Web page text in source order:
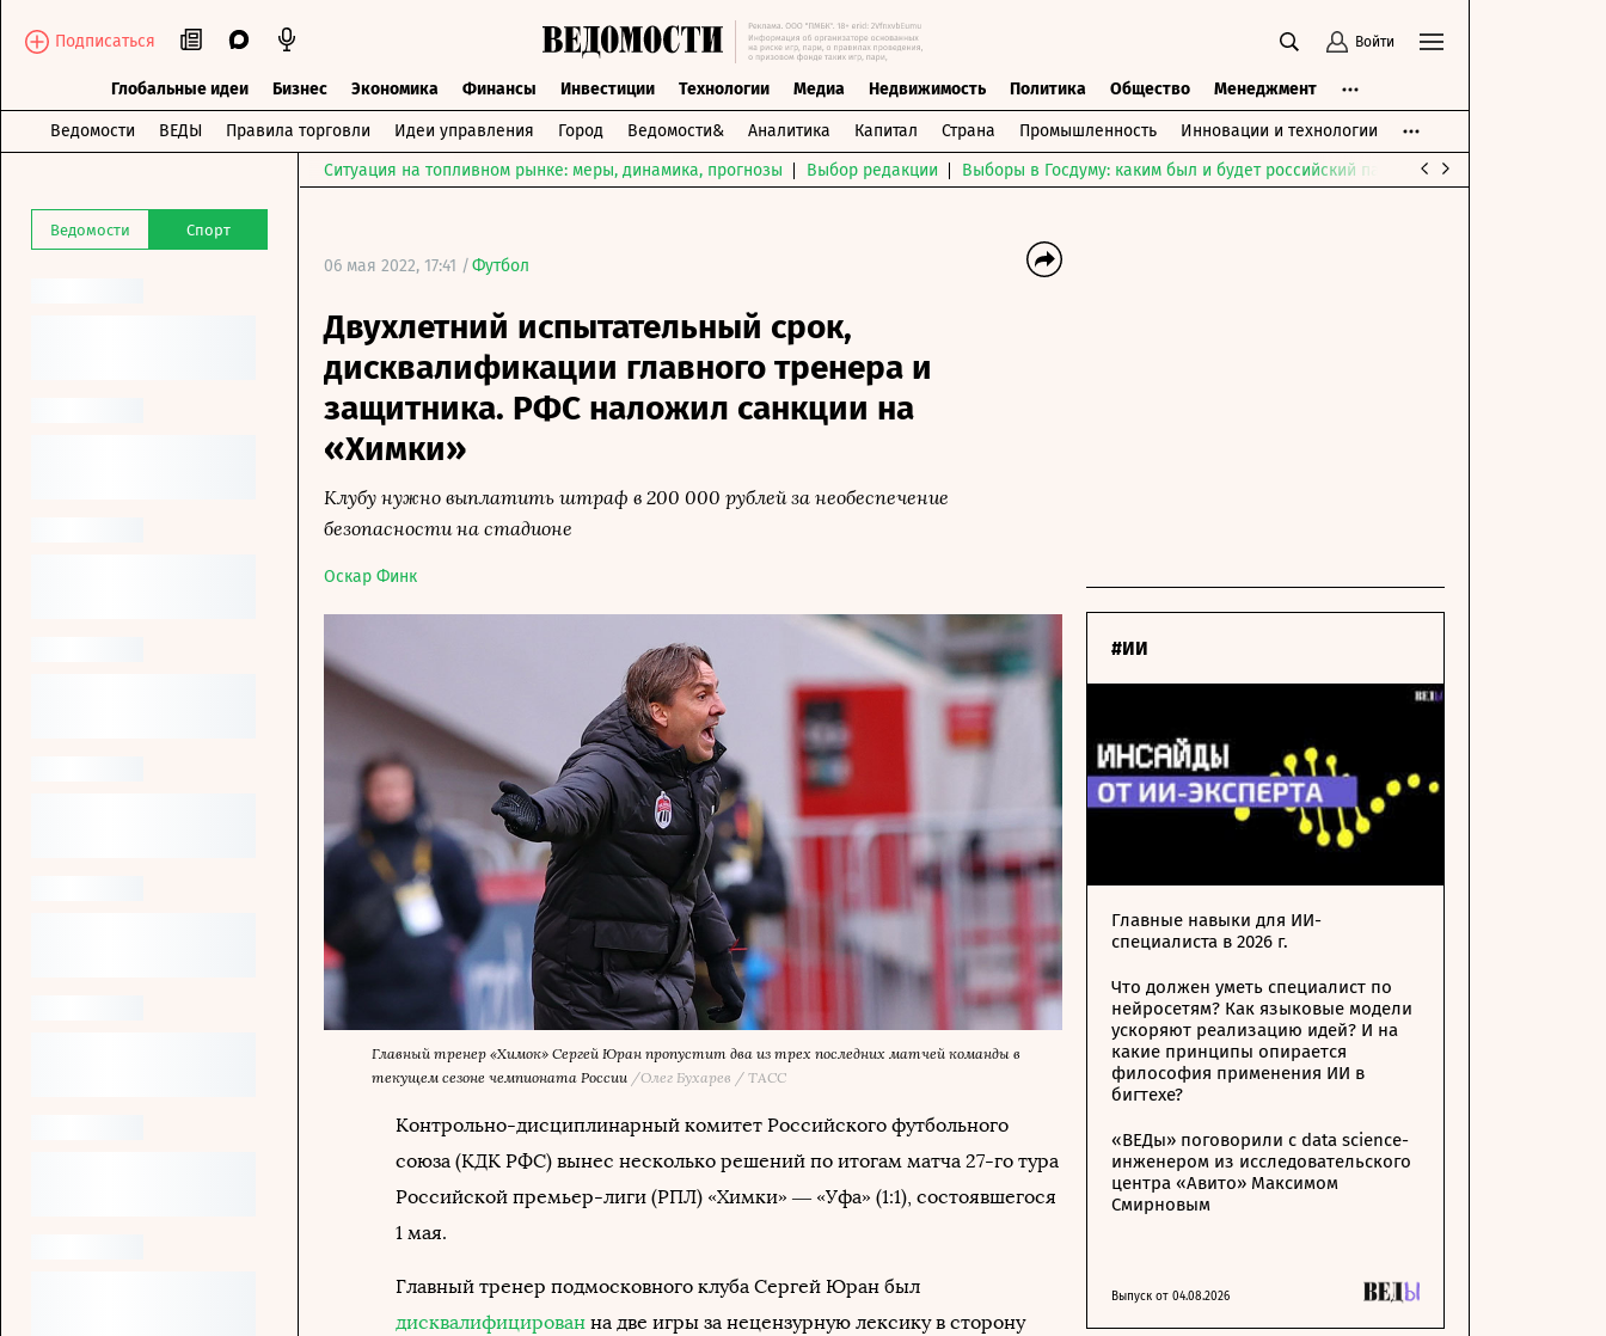
Подписаться Войти
Глобальные идеи Бизнес Экономика Финансы Инвестиции Технологии Медиа Недвижимость Политика Общество Менеджмент
Ведомости ВЕДЫ Правила торговли Идеи управления Город Ведомости& Аналитика Капитал Страна Промышленность Инновации и технологии
Ведомости Спорт
Ситуация на топливном рынке: меры, динамика, прогнозы Выбор редакции Выборы в Госдуму: каким был и будет российский парламент
06 мая 2022, 17:41 /Футбол
Двухлетний испытательный срок,
дисквалификации главного тренера и
защитника. РФС наложил санкции на
«Химки»
Клубу нужно выплатить штраф в 200 000 рублей за необеспечение
безопасности на стадионе
Оскар Финк
Главный тренер «Химок» Сергей Юран пропустит два из трех последних матчей команды в
текущем сезоне чемпионата России /Олег Бухарев / ТАСС
Контрольно-дисциплинарный комитет Российского футбольного
союза (КДК РФС) вынес несколько решений по итогам матча 27-го тура
Российской премьер-лиги (РПЛ) «Химки» — «Уфа» (1:1), состоявшегося
1 мая.
Главный тренер подмосковного клуба Сергей Юран был
дисквалифицирован на две игры за нецензурную лексику в сторону
#ИИ
Главные навыки для ИИ-
специалиста в 2026 г.
Что должен уметь специалист по
нейросетям? Как языковые модели
ускоряют реализацию идей? И на
какие принципы опирается
философия применения ИИ в
бигтехе?
«ВЕДы» поговорили с data science-
инженером из исследовательского
центра «Авито» Максимом
Смирновым
Выпуск от 04.08.2026